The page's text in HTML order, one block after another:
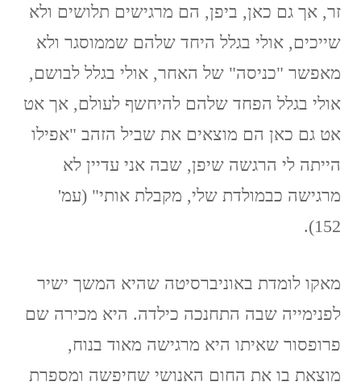
זר, אך גם כאן, ביפן, הם מרגישים תלושים ולא
שייכים, אולי בגלל היחד שלהם שממוסגר ולא
מאפשר "כניסה" של האחר, אולי בגלל לבושם,
אולי בגלל הפחד שלהם להיחשף לעולם, אך אט
אט גם כאן הם מוצאים את שביל הזהב "אפילו
הייתה לי הרגשה שיפן, שבה אני עדיין לא
מרגישה כבמולדת שלי, מקבלת אותי" (עמ'
152).
מאקו לומדת באוניברסיטה שהיא המשך ישיר
לפנימייה שבה התחנכה כילדה. היא מכירה שם
פרופסור שאיתו היא מרגישה מאוד בנוח,
מוצאת בו את החום האנושי שחיפשה ומספרת